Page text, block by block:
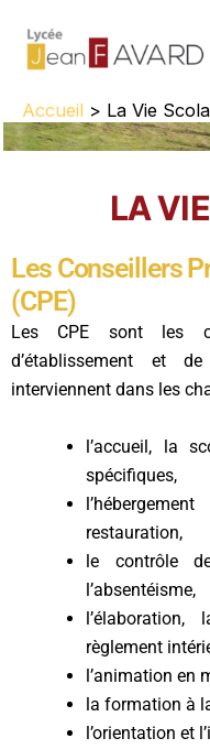
contenu
Accueil
La Vie
LA
Les Conseillers
(CPE)
Les CPE sont les
d’établissement et
interviennent dans les
l’accueil, la
spécifiques,
restauration,
le contrôle
l’absentéisme,
règlement
l’animation en
la formation à
l’orientation et